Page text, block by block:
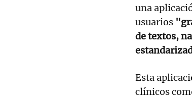
una
usuarios
de textos,
Esta
clínicos